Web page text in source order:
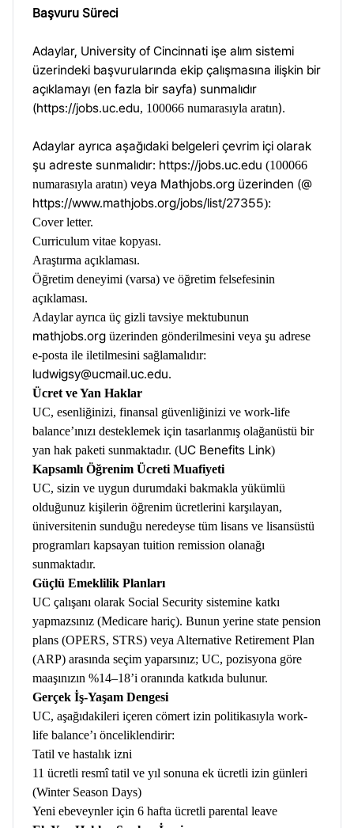
Başvuru Süreci
Adaylar, University of Cincinnati işe alım sistemi
üzerindeki başvurularında ekip çalışmasına ilişkin bir
açıklamayı (en fazla bir sayfa) sunmalıdır
(https://jobs.uc.edu, 100066 numarasıyla aratın).
Adaylar ayrıca aşağıdaki belgeleri çevrim içi olarak
şu adreste sunmalıdır: https://jobs.uc.edu (100066
numarasıyla aratın) veya Mathjobs.org üzerinden (@
https://www.mathjobs.org/jobs/list/27355):
Cover letter.
Curriculum vitae kopyası.
Araştırma açıklaması.
Öğretim deneyimi (varsa) ve öğretim felsefesinin
açıklaması.
Adaylar ayrıca üç gizli tavsiye mektubunun
mathjobs.org üzerinden gönderilmesini veya şu adrese
e-posta ile iletilmesini sağlamalıdır:
ludwigsy@ucmail.uc.edu.
Ücret ve Yan Haklar
UC, esenliğinizi, finansal güvenliğinizi ve work-life
balance’ınızı desteklemek için tasarlanmış olağanüstü bir
yan hak paketi sunmaktadır. (UC Benefits Link)
Kapsamlı Öğrenim Ücreti Muafiyeti
UC, sizin ve uygun durumdaki bakmakla yükümlü
olduğunuz kişilerin öğrenim ücretlerini karşılayan,
üniversitenin sunduğu neredeyse tüm lisans ve lisansüstü
programları kapsayan tuition remission olanağı
sunmaktadır.
Güçlü Emeklilik Planları
UC çalışanı olarak Social Security sistemine katkı
yapmazsınız (Medicare hariç). Bunun yerine state pension
plans (OPERS, STRS) veya Alternative Retirement Plan
(ARP) arasında seçim yaparsınız; UC, pozisyona göre
maaşınızın %14–18’i oranında katkıda bulunur.
Gerçek İş-Yaşam Dengesi
UC, aşağıdakileri içeren cömert izin politikasıyla work-
life balance’ı önceliklendirir:
Tatil ve hastalık izni
11 ücretli resmî tatil ve yıl sonuna ek ücretli izin günleri
(Winter Season Days)
Yeni ebeveynler için 6 hafta ücretli parental leave